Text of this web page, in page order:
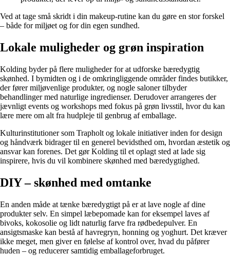
Ved at tage små skridt i din makeup-rutine kan du gøre en stor forskel
– både for miljøet og for din egen sundhed.
Lokale muligheder og grøn inspiration
Kolding byder på flere muligheder for at udforske bæredygtig
skønhed. I bymidten og i de omkringliggende områder findes butikker,
der fører miljøvenlige produkter, og nogle saloner tilbyder
behandlinger med naturlige ingredienser. Derudover arrangeres der
jævnligt events og workshops med fokus på grøn livsstil, hvor du kan
lære mere om alt fra hudpleje til genbrug af emballage.
Kulturinstitutioner som Trapholt og lokale initiativer inden for design
og håndværk bidrager til en generel bevidsthed om, hvordan æstetik og
ansvar kan forenes. Det gør Kolding til et oplagt sted at lade sig
inspirere, hvis du vil kombinere skønhed med bæredygtighed.
DIY – skønhed med omtanke
En anden måde at tænke bæredygtigt på er at lave nogle af dine
produkter selv. En simpel læbepomade kan for eksempel laves af
bivoks, kokosolie og lidt naturlig farve fra rødbedepulver. En
ansigtsmaske kan bestå af havregryn, honning og yoghurt. Det kræver
ikke meget, men giver en følelse af kontrol over, hvad du påfører
huden – og reducerer samtidig emballageforbruget.